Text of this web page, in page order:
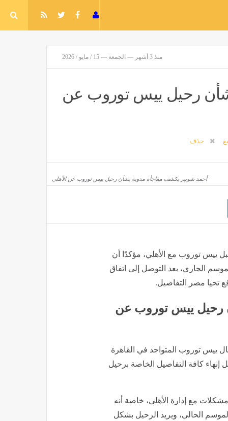
منذ 3 أشهر — الجمعة — 15 / مايو / 2026
رحيل ييس توروب عن
حذف